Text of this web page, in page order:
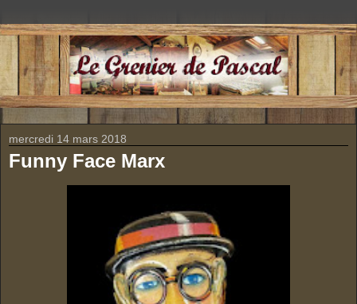
mercredi 14 mars 2018
Funny Face Marx